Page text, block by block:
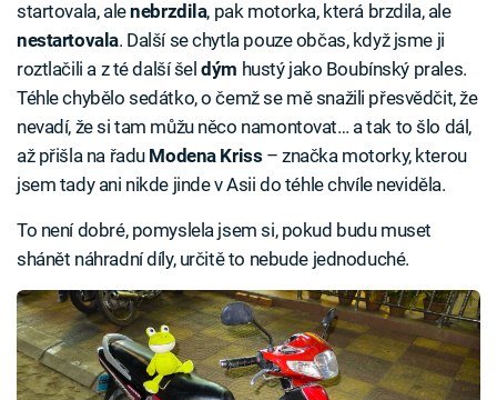
startovala, alenebrzdila, pak motorka, která brzdila, ale
nestartovala. Další se chytla pouze občas, když jsme ji
roztlačili a z té další šeldým hustý jako Boubínský prales.
Téhle chybělo sedátko, o čemž se mě snažili přesvědčit, že
nevadí, že si tam můžu něco namontovat… a tak to šlo dál,
až přišla na řadu Modena Kriss – značka motorky, kterou
jsem tady ani nikde jinde v Asii do téhle chvíle neviděla.
To není dobré, pomyslela jsem si, pokud budu muset
shánět náhradní díly, určitě to nebude jednoduché.